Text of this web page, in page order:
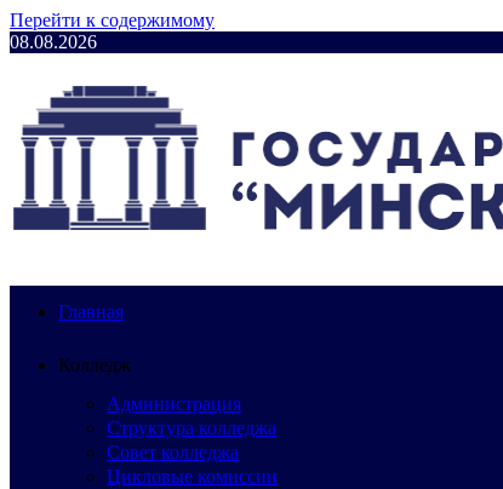
Перейти к содержимому
08.08.2026
Главная
Колледж
Администрация
Структура колледжа
Совет колледжа
Цикловые комиссии